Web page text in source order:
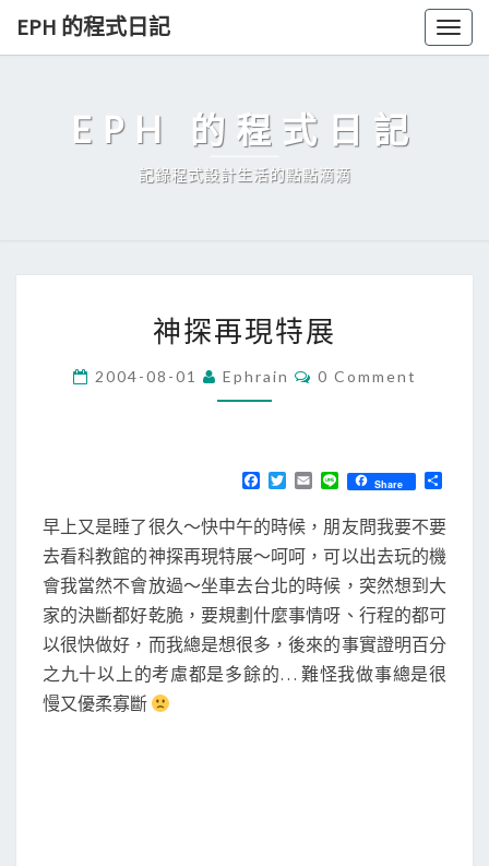
Skip
EPH 的程式日記
EPH 的程式日記
記錄程式設計生活的點點滴滴
探
再
現
神探再現特展
2004-08-01 Ephrain
C
T
S
0 Comment
c
e
b
o
k
i
t
t
e
r
E
i
l
n
e
Share
早上又是睡了很久～快中午的時候，朋友問我要不要
去看科教館的神探再現特展～呵呵，可以出去玩的機
會我當然不會放過～坐車去台北的時候，突然想到大
家的決斷都好乾脆，要規劃什麼事情呀、行程的都可
以很快做好，而我總是想很多，後來的事實證明百分
之九十以上的考慮都是多餘的… 難怪我做事總是很
慢又優柔寡斷